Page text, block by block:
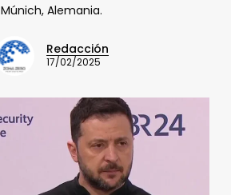
Múnich, Alemania.
Redacción
17/02/2025